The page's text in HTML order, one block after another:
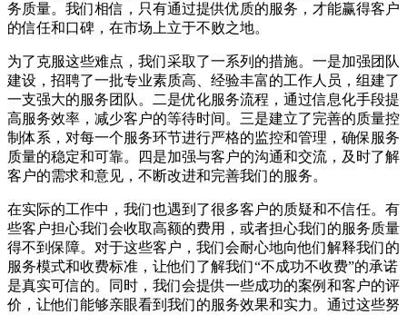
务质量。我们相信，只有通过提供优质的服务，才能赢得客户
的信任和口碑，在市场上立于不败之地。
为了克服这些难点，我们采取了一系列的措施。一是加强团队
建设，招聘了一批专业素质高、经验丰富的工作人员，组建了
一支强大的服务团队。二是优化服务流程，通过信息化手段提
高服务效率，减少客户的等待时间。三是建立了完善的质量控
制体系，对每一个服务环节进行严格的监控和管理，确保服务
质量的稳定和可靠。四是加强与客户的沟通和交流，及时了解
客户的需求和意见，不断改进和完善我们的服务。
在实际的工作中，我们也遇到了很多客户的质疑和不信任。有
些客户担心我们会收取高额的费用，或者担心我们的服务质量
得不到保障。对于这些客户，我们会耐心地向他们解释我们的
服务模式和收费标准，让他们了解我们“不成功不收费”的承诺
是真实可信的。同时，我们会提供一些成功的案例和客户的评
价，让他们能够亲眼看到我们的服务效果和实力。通过这些努